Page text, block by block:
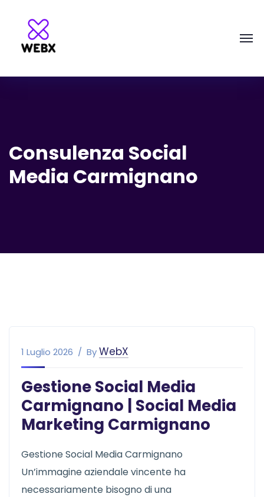
Consulenza Social
Media Carmignano
1 Luglio 2026 ByWebX
Gestione Social Media
Carmignano | Social Media
Marketing Carmignano
Gestione Social Media Carmignano
Un’immagine aziendale vincente ha
necessariamente bisogno di una